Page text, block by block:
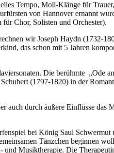
Tempo, Moll-Klänge für
von Hannover ernannt
Chor, Solisten und Orchester).
wir Joseph Haydn (1732-
das schon mit 5 Jahren
Die berühmte „Ode
(1797-1820) in der
durch äußere Einflüsse das
bei König Saul
Tänzchen beginnen
Musiktherapie. Die